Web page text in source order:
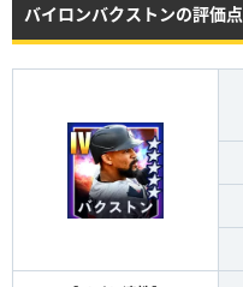
バイロンバクストンの評価点